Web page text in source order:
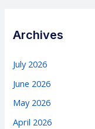
Archives
July 2026
June 2026
May 2026
April 2026